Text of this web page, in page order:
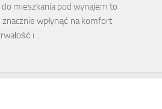
mieszkania pod wynajem to
wpłynąć na komfort
i …